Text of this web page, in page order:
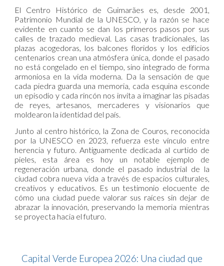
El Centro Histórico de Guimarães es, desde 2001,
Patrimonio Mundial de la UNESCO, y la razón se hace
evidente en cuanto se dan los primeros pasos por sus
calles de trazado medieval. Las casas tradicionales, las
plazas acogedoras, los balcones floridos y los edificios
centenarios crean una atmósfera única, donde el pasado
no está congelado en el tiempo, sino integrado de forma
armoniosa en la vida moderna. Da la sensación de que
cada piedra guarda una memoria, cada esquina esconde
un episodio y cada rincón nos invita a imaginar las pisadas
de reyes, artesanos, mercaderes y visionarios que
moldearon la identidad del país.
Junto al centro histórico, la Zona de Couros, reconocida
por la UNESCO en 2023, refuerza este vínculo entre
herencia y futuro. Antiguamente dedicada al curtido de
pieles, esta área es hoy un notable ejemplo de
regeneración urbana, donde el pasado industrial de la
ciudad cobra nueva vida a través de espacios culturales,
creativos y educativos. Es un testimonio elocuente de
cómo una ciudad puede valorar sus raíces sin dejar de
abrazar la innovación, preservando la memoria mientras
se proyecta hacia el futuro.
Capital Verde Europea 2026: Una ciudad que